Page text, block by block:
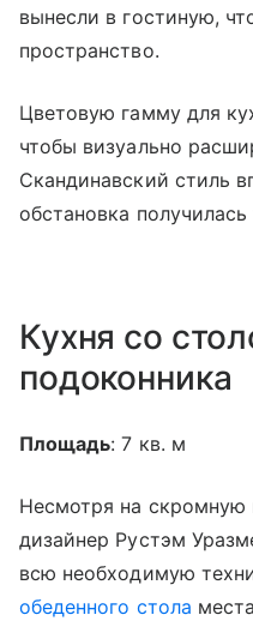
вынесли в гостиную,
пространство.
Цветовую гамму для
чтобы визуально
Скандинавский стиль
обстановка
Кухня со
подоконника
Площадь: 7 кв. м
Несмотря на скромную
дизайнер Рустэм
всю необходимую
обеденного стола